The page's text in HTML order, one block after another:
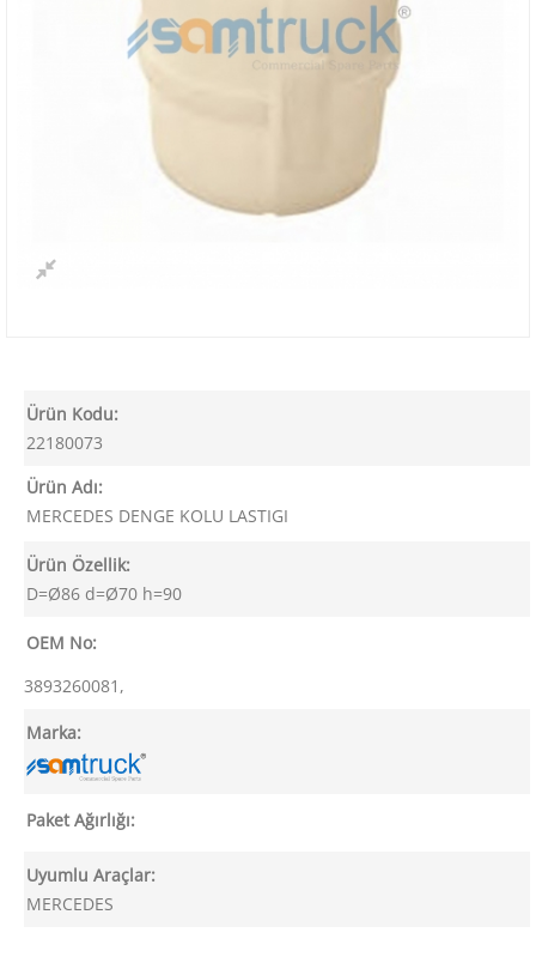
Ürün Kodu:
22180073
Ürün Adı:
MERCEDES DENGE KOLU LASTIGI
Ürün Özellik:
D=Ø86 d=Ø70 h=90
OEM No:
3893260081,
Marka:
Paket Ağırlığı:
Uyumlu Araçlar:
MERCEDES